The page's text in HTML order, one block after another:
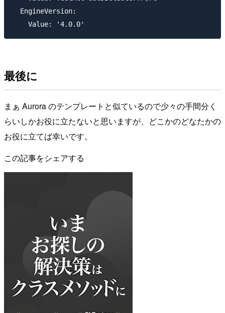
  EngineVersion:
最後に
まぁ Aurora のテンプレートと似ているので少々の手間分く
らいしかお役に立たないと思いますが、どこかのどなたかの
お役に立てば幸いです。
この記事をシェアする